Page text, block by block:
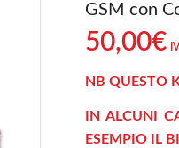
GSM con
50,00€
NB QUESTO
IN ALCUNI
ESEMPIO IL